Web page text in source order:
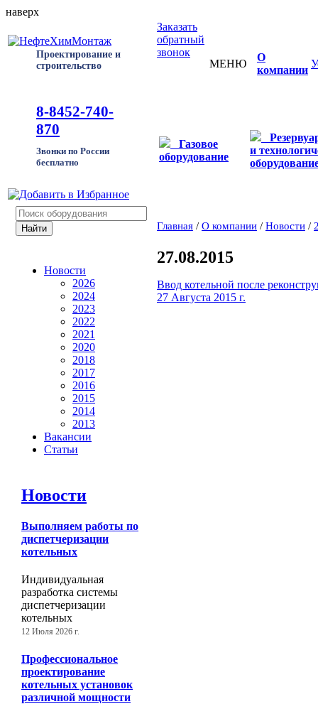
наверх
Проектирование и
строительство
8-8452-740-
870
Звонки по России
бесплатно
Заказать
обратный
звонок
МЕНЮ
О
компании
Газовое
оборудование
и
Новости
2026
2024
2023
2022
2021
2020
2018
2017
2016
2015
2014
2013
Вакансии
Статьи
Новости
Выполняем работы по
диспетчеризации
котельных
Индивидуальная
разработка системы
диспетчеризации
котельных
12 Июля 2026 г.
Профессиональное
проектирование
котельных установок
различной мощности
Главная / О компании / Новости /
27.08.2015
Ввод котельной после
27 Августа 2015 г.